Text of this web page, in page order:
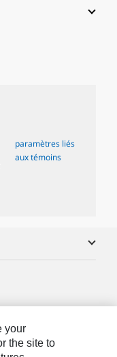
paramètres liés
aux témoins
your
the site to